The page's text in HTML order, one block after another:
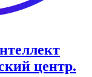
центр.